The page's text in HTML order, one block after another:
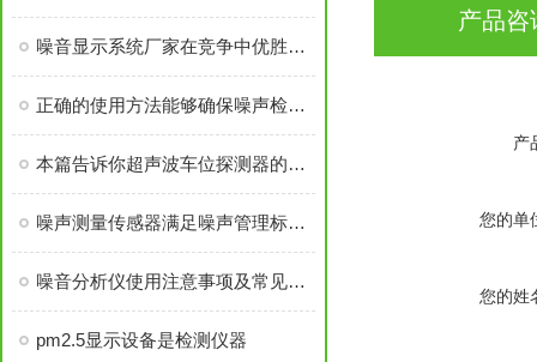
噪音显示系统厂家在竞争中优胜劣汰
正确的使用方法能够确保噪声检测设备测量结果的准确性和可靠性
本篇告诉你超声波车位探测器的原理及特点
噪声测量传感器满足噪声管理标准中的要求
噪音分析仪使用注意事项及常见故障分析
pm2.5显示设备是检测仪器
产品咨
产
您的单
您的姓